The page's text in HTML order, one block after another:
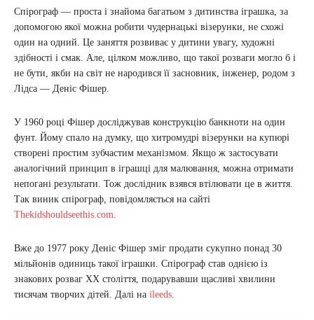
Спірограф ― проста і знайома багатьом з дитинства іграшка, за
допомогою якої можна робити чудернацькі візерунки, не схожі
один на одний. Це заняття розвиває у дитини увагу, художні
здібності і смак. Але, цілком можливо, що такої розваги могло б і
не бути, якби на світ не народився її засновник, інженер, родом з
Лідса ― Деніс Фішер.
У 1960 році Фішер досліджував конструкцію банкноти на один
фунт. Йому спало на думку, що хитромудрі візерунки на купюрі
створені простим зубчастим механізмом. Якщо ж застосувати
аналогічний принцип в іграшці для малювання, можна отримати
непогані результати. Тож дослідник взявся втілювати це в життя.
Так виник спірограф, повідомляється на сайті
Thekidshouldseethis.com.
Вже до 1977 року Деніс Фішер зміг продати сукупно понад 30
мільйонів одиниць такої іграшки. Спірограф став однією із
знакових розваг XX століття, подарувавши щасливі хвилини
тисячам творчих дітей. Далі на ileeds.